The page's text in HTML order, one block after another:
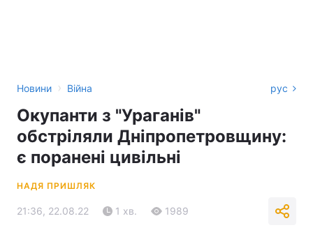
Новини › Війна рус
Окупанти з "Ураганів"
обстріляли Дніпропетровщину:
є поранені цивільні
НАДЯ ПРИШЛЯК
21:36, 22.08.22 1 хв. 1989